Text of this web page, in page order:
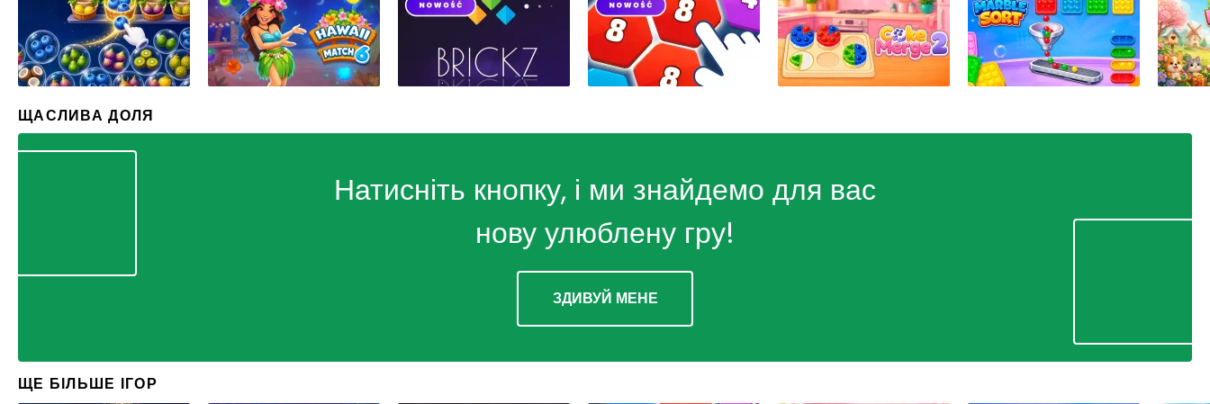
ЩАСЛИВА ДОЛЯ
Натисніть кнопку, і ми знайдемо для вас
нову улюблену гру!
ЗДИВУЙ МЕНЕ
ЩЕ БІЛЬШЕ ІГОР